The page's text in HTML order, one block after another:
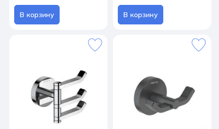
В корзину В корзину